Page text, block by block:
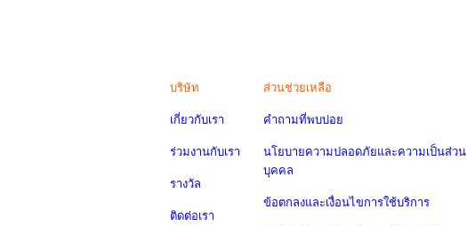
บริษัท
เกี่ยวกับเรา
ร่วมงานกับเรา
รางวัล
ติดต่อเรา
ส่วนช่วยเหลือ
คำถามที่พบบ่อย
นโยบายความปลอดภัยและความเป็นส่วน
บุคคล
ข้อตกลงและเงื่อนไขการใช้บริการ